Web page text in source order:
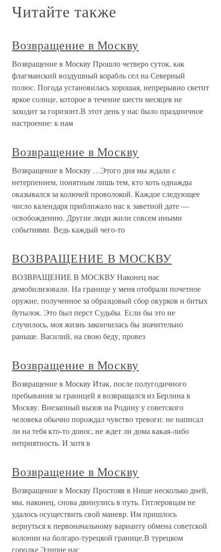
Читайте также
Возвращение в Москву
Возвращение в Москву Прошло четверо суток, как
флагманский воздушный корабль сел на Северный
полюс. Погода установилась хорошая, непрерывно светит
яркое солнце, которое в течение шести месяцев не
заходит за горизонт.В этот день у нас было праздничное
настроение: к нам
Возвращение в Москву
Возвращение в Москву …Этого дня мы ждали с
нетерпением, понятным лишь тем, кто хоть однажды
оказывался за колючей проволокой. Каждое следующее
число календаря приближало нас к заветной дате —
освобождению. Другие люди жили совсем иными
событиями. Ведь каждый чего-то
ВОЗВРАЩЕНИЕ В МОСКВУ
ВОЗВРАЩЕНИЕ В МОСКВУ Наконец нас
демобилизовали. На границе у меня отобрали почетное
оружие, полученное за образцовый сбор окурков и битых
бутылок. Это был перст Судьбы. Если бы это не
случилось, моя жизнь закончилась бы значительно
раньше. Василий, на свою беду, провез
Возвращение в Москву
Возвращение в Москву Итак, после полугодичного
пребывания за границей я возвращался из Берлина в
Москву. Внезапный вызов на Родину у советского
человека обычно порождал чувство тревоги: не написал
ли на тебя кто-то донос, не ждет ли дома какая-либо
неприятность. И хотя в
Возвращение в Москву
Возвращение в Москву Простояв в Нише несколько дней,
мы, наконец, снова двинулись в путь. Гитлеровцам не
удалось осуществить свой маневр. Им пришлось
вернуться к первоначальному варианту обмена советской
колонии на болгаро-турецкой границе.В турецком
городке Эдирне нас